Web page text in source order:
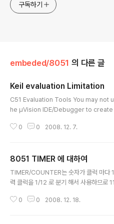
구독하기
embeded/8051 의 다른 글
Keil evaluation Limitation
C51 Evaluation Tools You may not
he µVision IDE/Debugger to
bytes of object code. Source code
2 Kbytes or smaller. T..
0 0 2008. 12. 7.
8051 TIMER 에 대하여
TIMER/COUNTER는 숫자가 클럭 마다
력 클럭을 1/12 로 분기 해서 사용하므
초라는 의미이지만, 16bit 카운터로는
0 0 2008. 12. 18.